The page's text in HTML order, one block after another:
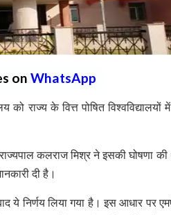
on WhatsApp
को राज्य के वित्त पोषित
कलराज मिश्र ने इसकी घोषणा
दी है।
ये निर्णय लिया गया है। इस आधार पर